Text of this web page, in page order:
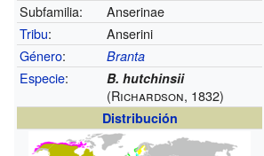
Subfamilia:
Anserinae
Tribu:
Anserini
Género: Branta
Especie: B. hutchinsii
(Richardson, 1832)
Distribución